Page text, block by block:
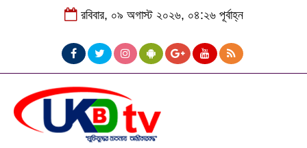
রবিবার, ০৯ অগাস্ট ২০২৬, ০৪:২৬ পূর্বাহ্ন